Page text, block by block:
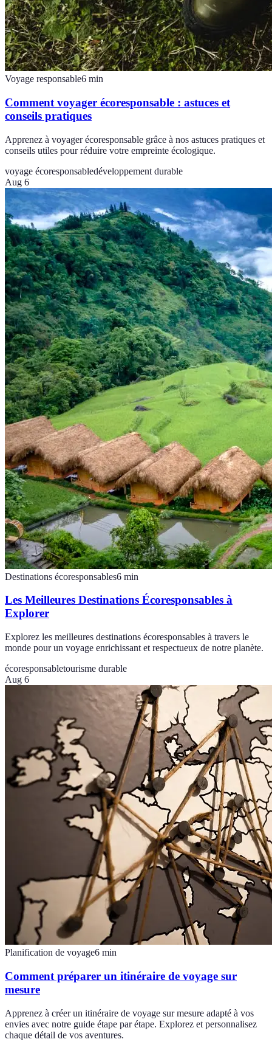
Voyage responsable6 min
Comment voyager écoresponsable : astuces et
conseils pratiques
Apprenez à voyager écoresponsable grâce à nos astuces pratiques et
conseils utiles pour réduire votre empreinte écologique.
voyage écoresponsabledéveloppement durable
Aug 6
Destinations écoresponsables6 min
Les Meilleures Destinations Écoresponsables à
Explorer
Explorez les meilleures destinations écoresponsables à travers le
monde pour un voyage enrichissant et respectueux de notre planète.
écoresponsabletourisme durable
Aug 6
Planification de voyage6 min
Comment préparer un itinéraire de voyage sur
mesure
Apprenez à créer un itinéraire de voyage sur mesure adapté à vos
envies avec notre guide étape par étape. Explorez et personnalisez
chaque détail de vos aventures.